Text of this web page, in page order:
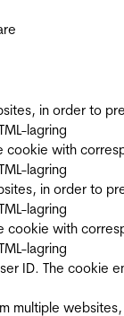
in order to
lagring
with
lagring
in order to
lagring
with
lagring
ID. The cookie
multiple